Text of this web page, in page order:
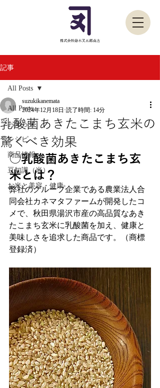
記事
All Posts
お知らせ
レシピ
商品情報
豆知識（米）
お米と美容・健康
All Posts
乳酸菌あきたこまち玄米の
驚くべき効果
suzukikanemata
2024年12月18日 読了時間: 14分
○乳酸菌あきたこまち玄
米とは？
弊社のグループ企業である農業法人合
同会社カネマタファームが開発したコ
メで、秋田県湯沢市産の高品質なあき
たこまち玄米に乳酸菌を加え、健康と
美味しさを追求した商品です。（商標
登録済）